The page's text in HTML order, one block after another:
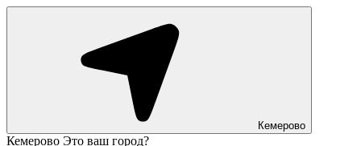
Кемерово
Кемерово Это ваш город?